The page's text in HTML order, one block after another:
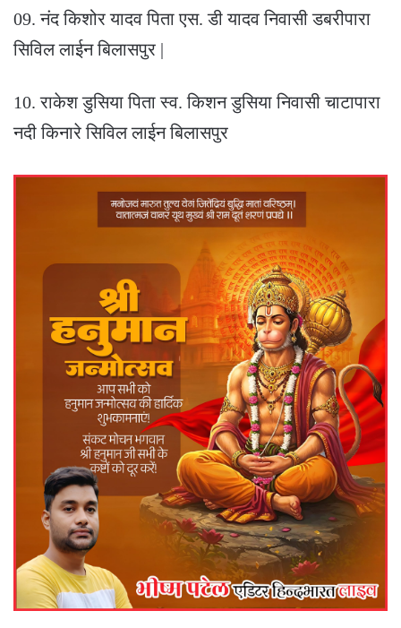
09. नंद किशोर यादव पिता एस. डी यादव निवासी डबरीपारा
सिविल लाईन बिलासपुर |
10. राकेश डुसिया पिता स्व. किशन डुसिया निवासी चाटापारा
नदी किनारे सिविल लाईन बिलासपुर